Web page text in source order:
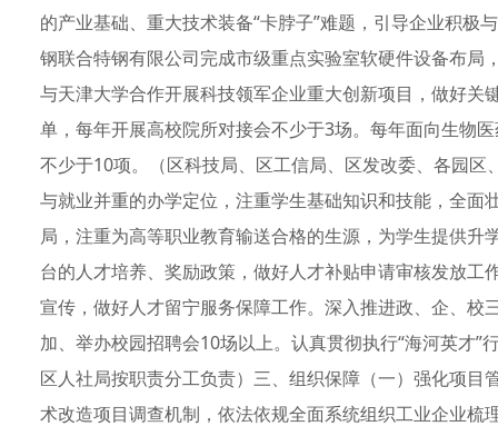
的产业基础、重大技术装备“卡脖子”难题，引导企业积
钢联合特钢有限公司完成市级重点实验室软硬件设备布
与天津大学合作开展科技领军企业重大创新项目，做好
单，每年开展高校院所对接会不少于3场。每年面向生物
不少于10项。（区科技局、区工信局、区发改委、各园
与就业并重的办学定位，注重学生基础知识和技能，全面
局，注重为高等职业教育输送合格的生源，为学生提供
台的人才培养、奖励政策，做好人才补贴申请审核发放
宣传，做好人才留宁服务保障工作。深入推进政、企、
加、举办校园招聘会10场以上。认真贯彻执行“海河英才
区人社局按职责分工负责）三、组织保障（一）强化项
术改造项目调查机制，依法依规全面系统组织工业企业